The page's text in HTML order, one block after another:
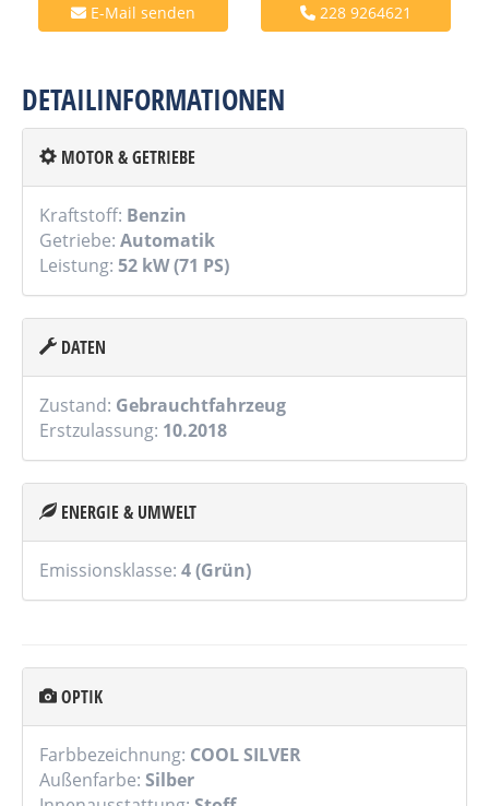
E-Mail senden 228 9264621
DETAILINFORMATIONEN
MOTOR & GETRIEBE
Kraftstoff: Benzin
Getriebe: Automatik
Leistung: 52 kW (71 PS)
DATEN
Zustand: Gebrauchtfahrzeug
Erstzulassung: 10.2018
ENERGIE & UMWELT
Emissionsklasse: 4 (Grün)
OPTIK
Farbbezeichnung: COOL SILVER
Außenfarbe: Silber